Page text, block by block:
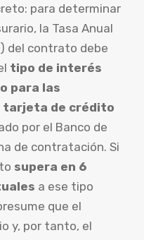
para determinar
la Tasa Anual
del contrato debe
tipo de interés
para las
tarjeta de crédito
por el Banco de
de contratación. Si
supera en 6
a ese tipo
que el
y, por tanto, el